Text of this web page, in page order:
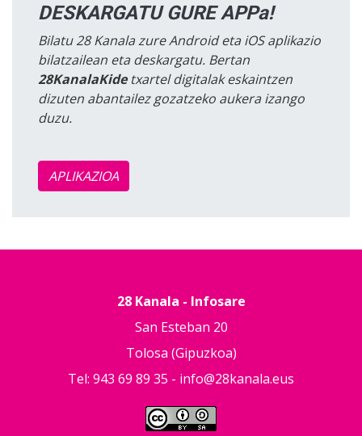
DESKARGATU GURE APPa!
Bilatu 28 Kanala zure Android eta iOS aplikazio
bilatzailean eta deskargatu. Bertan
28KanalaKidetxartel digitalak eskaintzen
dizuten abantailez gozatzeko aukera izango
duzu.
APLIKAZIOA
28 Kanala - Infosare
San Esteban 20
Tolosa (Gipuzkoa)
Tel: 943 69 89 35 - info@28kanala.eus